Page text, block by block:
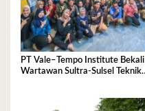
PT Vale–Tempo Institute Bekali
Wartawan Sultra-Sulsel Teknik